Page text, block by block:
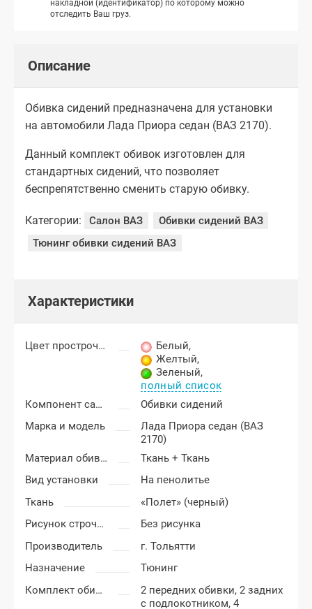
накладной (идентификатор) по которому можно
отследить Ваш груз.
Описание
Обивка сидений предназначена для установки
на автомобили Лада Приора седан (ВАЗ 2170).
Данный комплект обивок изготовлен для
стандартных сидений, что позволяет
беспрепятственно сменить старую обивку.
Категории: Салон ВАЗ
Обивки сидений ВАЗ
Тюнинг обивки сидений ВАЗ
Характеристики
Цвет прострочки Белый,
Желтый,
Зеленый,
полный список
Компонент салона
Обивки сидений
Марка и модель
Лада Приора седан (ВАЗ
2170)
Материал обивки
Ткань + Ткань
Вид установки
На пенолитье
Ткань
«Полет» (черный)
Рисунок строчки
Без рисунка
Производитель
г. Тольятти
Назначение
Тюнинг
Комплект обивки
2 передних обивки, 2 задних
с подлокотником, 4